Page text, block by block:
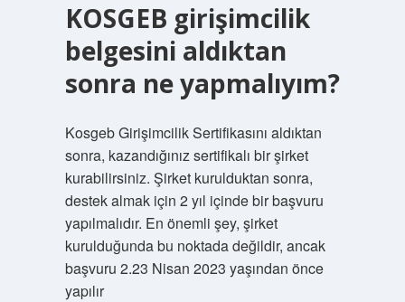
KOSGEB girişimcilik
belgesini aldıktan
sonra ne yapmalıyım?
Kosgeb Girişimcilik Sertifikasını aldıktan
sonra, kazandığınız sertifikalı bir şirket
kurabilirsiniz. Şirket kurulduktan sonra,
destek almak için 2 yıl içinde bir başvuru
yapılmalıdır. En önemli şey, şirket
kurulduğunda bu noktada değildir, ancak
başvuru 2.23 Nisan 2023 yaşından önce
yapılır